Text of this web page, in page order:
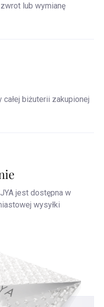
lub wymianę
biżuterii zakupionej
jest dostępna w
wysyłki